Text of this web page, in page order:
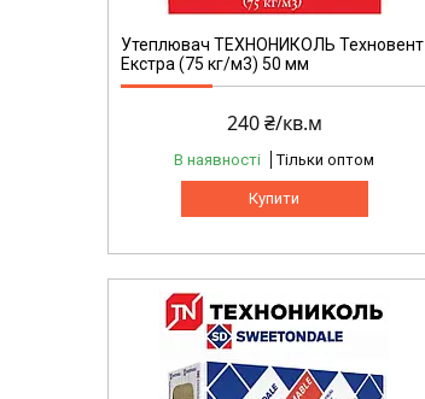
Утеплювач ТЕХНОНИКОЛЬ Техновент
Екстра (75 кг/м3) 50 мм
240 ₴/кв.м
В наявності Тільки оптом
Купити